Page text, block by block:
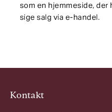
som en hjemmeside, der
sige salg via e-handel.
Kontakt